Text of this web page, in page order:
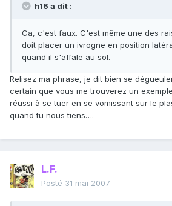
h16 a dit :
Ca, c'est faux. C'est même une des
doit placer un ivrogne en position
quand il s'affale au sol.
Relisez ma phrase, je dit bien se
certain que vous me trouverez un
réussi à se tuer en se vomissant sur le
quand tu nous tiens….
L.F.
Posté 31 mai 2007